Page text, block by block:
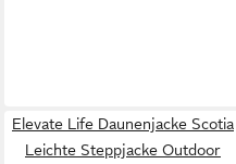
Elevate Life Daunenjacke Scotia
Leichte Steppjacke Outdoor